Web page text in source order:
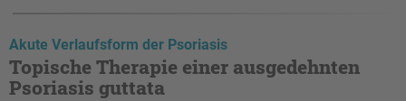
Akute Verlaufsform der Psoriasis
Topische Therapie einer ausgedehnten
Psoriasis guttata